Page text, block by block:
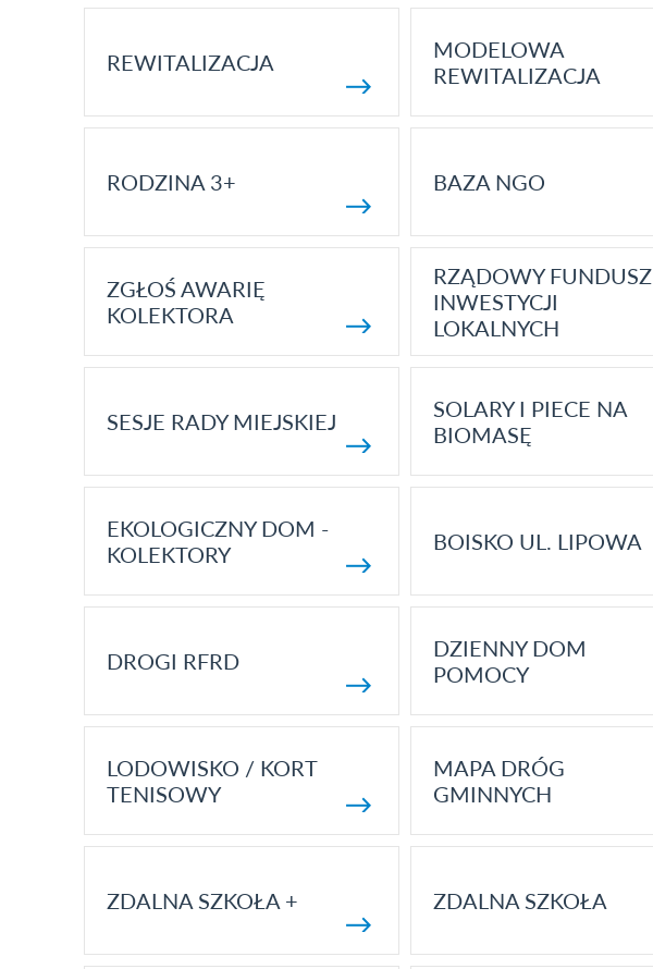
REWITALIZACJA
MODELOWA
REWITALIZACJA
RODZINA 3+ BAZA NGO
ZGŁOŚ AWARIĘ
KOLEKTORA
RZĄDOWY FUNDUSZ
INWESTYCJI
LOKALNYCH
SESJE RADY MIEJSKIEJ
SOLARY I PIECE NA
BIOMASĘ
EKOLOGICZNY DOM -
KOLEKTORY
BOISKO UL. LIPOWA
DROGI RFRD
DZIENNY DOM
POMOCY
LODOWISKO / KORT
TENISOWY
MAPA DRÓG
GMINNYCH
ZDALNA SZKOŁA + ZDALNA SZKOŁA